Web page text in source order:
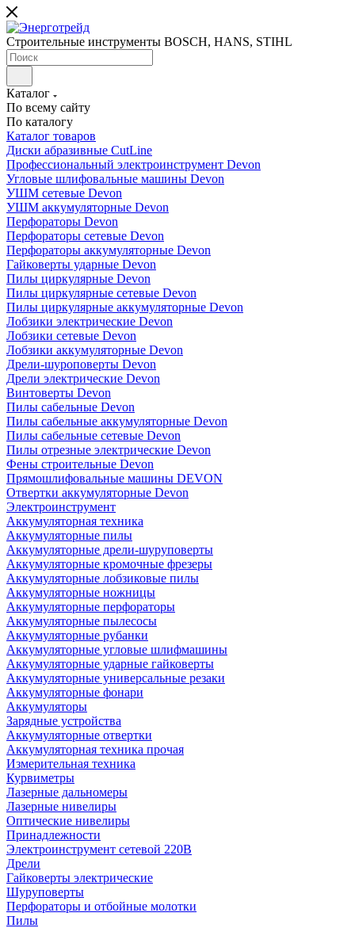
Строительные инструменты BOSCH, HANS, STIHL
Каталог
По всему сайту
По каталогу
Каталог товаров
Диски абразивные CutLine
Профессиональный электроинструмент Devon
Угловые шлифовальные машины Devon
УШМ сетевые Devon
УШМ аккумуляторные Devon
Перфораторы Devon
Перфораторы сетевые Devon
Перфораторы аккумуляторные Devon
Гайковерты ударные Devon
Пилы циркулярные Devon
Пилы циркулярные сетевые Devon
Пилы циркулярные аккумуляторные Devon
Лобзики электрические Devon
Лобзики сетевые Devon
Лобзики аккумуляторные Devon
Дрели-шуроповерты Devon
Дрели электрические Devon
Винтоверты Devon
Пилы сабельные Devon
Пилы сабельные аккумуляторные Devon
Пилы сабельные сетевые Devon
Пилы отрезные электрические Devon
Фены строительные Devon
Прямошлифовальные машины DEVON
Отвертки аккумуляторные Devon
Электроинструмент
Аккумуляторная техника
Аккумуляторные пилы
Аккумуляторные дрели-шуруповерты
Аккумуляторные кромочные фрезеры
Аккумуляторные лобзиковые пилы
Аккумуляторные ножницы
Аккумуляторные перфораторы
Аккумуляторные пылесосы
Аккумуляторные рубанки
Аккумуляторные угловые шлифмашины
Аккумуляторные ударные гайковерты
Аккумуляторные универсальные резаки
Аккумуляторные фонари
Аккумуляторы
Зарядные устройства
Аккумуляторные отвертки
Аккумуляторная техника прочая
Измерительная техника
Курвиметры
Лазерные дальномеры
Лазерные нивелиры
Оптические нивелиры
Принадлежности
Электроинструмент сетевой 220В
Дрели
Гайковерты электрические
Шуруповерты
Перфораторы и отбойные молотки
Пилы